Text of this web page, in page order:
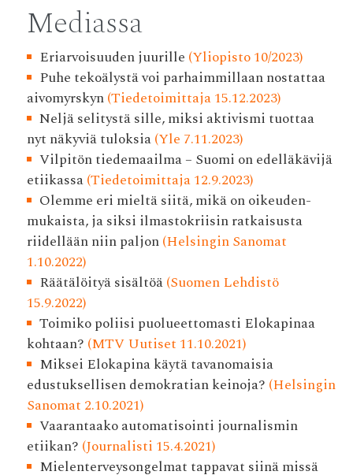
Mediassa
Eriarvoisuuden juurille (Yliopisto 10/2023)
Puhe tekoälystä voi parhaimmillaan nostattaa
aivomyrskyn(Tiedetoimittaja 15.12.2023)
Neljä selitystä sille, miksi aktivismi tuottaa
nyt näkyviä tuloksia(Yle 7.11.2023)
Vilpitön tiedemaailma – Suomi on edelläkävijä
etiikassa(Tiedetoimittaja 12.9.2023)
Olemme eri mieltä siitä, mikä on oikeuden­
mukaista, ja siksi ilmasto­kriisin ratkaisusta
riidellään niin paljon(Helsingin Sanomat
1.10.2022)
Räätälöityä sisältöä(Suomen Lehdistö
15.9.2022)
Toimiko poliisi puolueettomasti Elokapinaa
kohtaan? (MTV Uutiset 11.10.2021)
Miksei Elokapina käytä tavanomaisia
edustuksellisen demokratian keinoja? (Helsingin
Sanomat 2.10.2021)
Vaarantaako automatisointi journalismin
etiikan? (Journalisti 15.4.2021)
Mielenterveysongelmat tappavat siinä missä